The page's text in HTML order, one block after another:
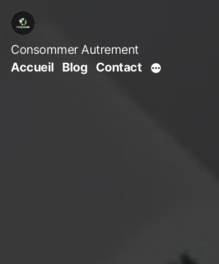
Aller
contenu
Consommer Autrement
Accueil Blog Contact